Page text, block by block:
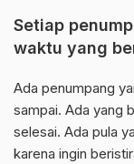
Setiap
waktu yang
Ada penumpang
sampai. Ada yang
selesai. Ada pula
karena ingin